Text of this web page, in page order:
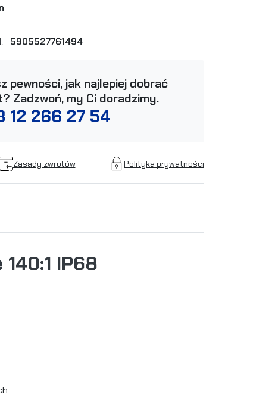
5905527761494
pewności, jak najlepiej dobrać
Zadzwoń, my Ci doradzimy.
12 266 27 54
Zasady zwrotów Polityka prywatności
IP68